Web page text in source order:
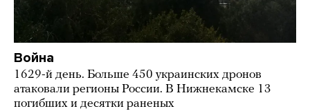
Война
1629-й день. Больше 450 украинских дронов
атаковали регионы России. В Нижнекамске 13
погибших и десятки раненых